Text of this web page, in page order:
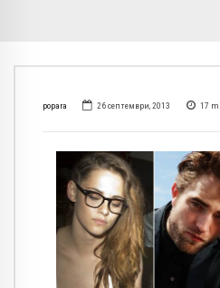
popara 26 септември, 2013 17